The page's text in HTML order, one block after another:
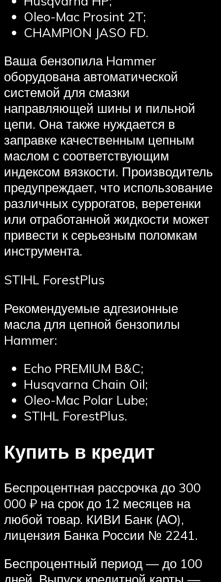
Oleo-Mac Prosint 2T;
CHAMPION JASO FD.
Ваша бензопила Hammer
оборудована автоматической
системой для смазки
направляющей шины и пильной
цепи. Она также нуждается в
заправке качественным цепным
маслом с соответствующим
индексом вязкости. Производитель
предупреждает, что использование
различных суррогатов, веретенки
или отработанной жидкости может
привести к серьезным поломкам
инструмента.
STIHL ForestPlus
Рекомендуемые адгезионные
масла для цепной бензопилы
Hammer:
Echo PREMIUM B&C;
Husqvarna Chain Oil;
Oleo-Mac Polar Lube;
STIHL ForestPlus.
Купить в кредит
Беспроцентная рассрочка до 300
000 ₽ на срок до 12 месяцев на
любой товар. КИВИ Банк (АО),
лицензия Банка России № 2241.
Беспроцентный период — до 100